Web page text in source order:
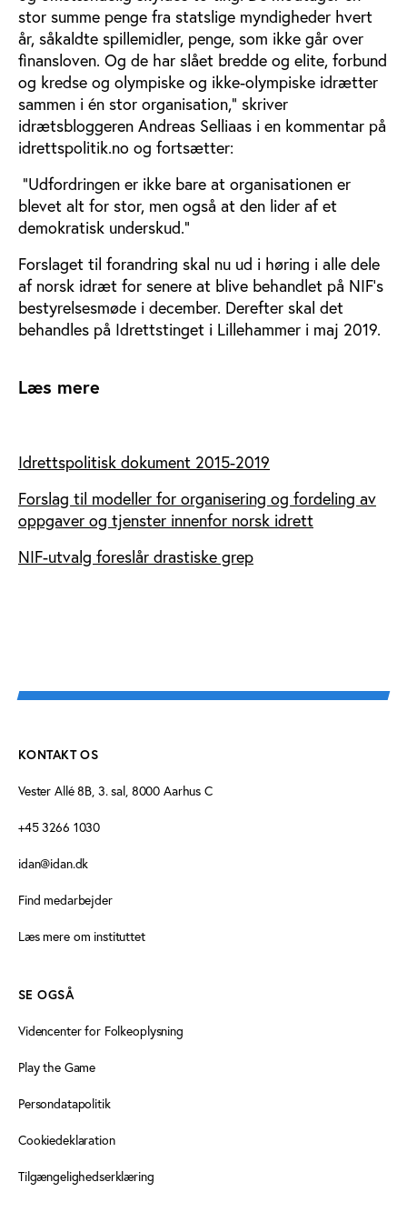
stor summe penge fra statslige myndigheder hvert
år, såkaldte spillemidler, penge, som ikke går over
finansloven. Og de har slået bredde og elite, forbund
og kredse og olympiske og ikke-olympiske idrætter
sammen i én stor organisation,” skriver
idrætsbloggeren Andreas Selliaas i en kommentar på
idrettspolitik.no og fortsætter:
”Udfordringen er ikke bare at organisationen er
blevet alt for stor, men også at den lider af et
demokratisk underskud.”
Forslaget til forandring skal nu ud i høring i alle dele
af norsk idræt for senere at blive behandlet på NIF’s
bestyrelsesmøde i december. Derefter skal det
behandles på Idrettstinget i Lillehammer i maj 2019.
Læs mere
Idrettspolitisk dokument 2015-2019
Forslag til modeller for organisering og fordeling av
oppgaver og tjenster innenfor norsk idrett
NIF-utvalg foreslår drastiske grep
KONTAKT OS
Vester Allé 8B, 3. sal, 8000 Aarhus C
+45 3266 1030
idan@idan.dk
Find medarbejder
Læs mere om instituttet
SE OGSÅ
Videncenter for Folkeoplysning
Play the Game
Persondatapolitik
Cookiedeklaration
Tilgængelighedserklæring